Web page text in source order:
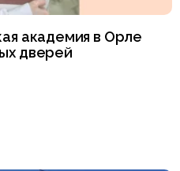
академия в Орле
дверей